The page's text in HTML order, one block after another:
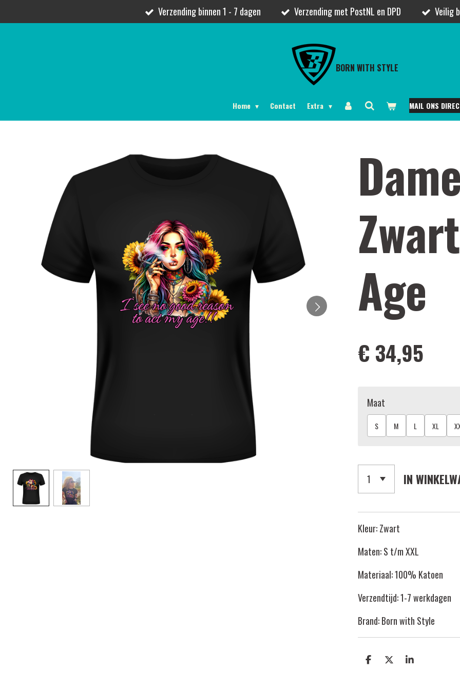
direct
Verzending binnen 1 - 7 dagen Verzending met PostNL en DPD Veilig
BORN WITH STYLE
Home Contact Extra MAIL ONS
Age
€ 34,95
Maat
S M L XL
IN
Kleur: Zwart
Maten: S t/m XXL
Materiaal: 100% Katoen
Verzendtijd: 1-7 werkdagen
Brand: Born with Style
D D S